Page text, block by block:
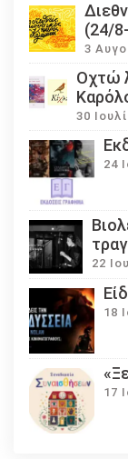
(24/
3
Οχτώ
30
24
22
18
17